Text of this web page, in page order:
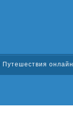
Путешествия онлайн